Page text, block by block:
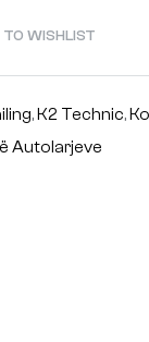
WISHLIST
,K2 Technic,
Autolarjeve